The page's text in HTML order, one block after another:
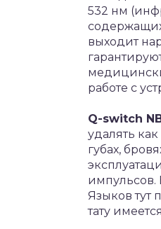
532 нм
выходит
работе с
Q-switch
удалять
губах,
импульсов.
Языков тут
тату